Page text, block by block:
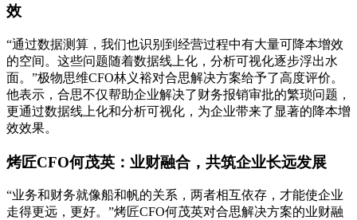
效
“通过数据测算，我们也识别到经营过程中有大量可降本增效
的空间。这些问题随着数据线上化，分析可视化逐步浮出水
面。”极物思维CFO林义裕对合思解决方案给予了高度评价。
他表示，合思不仅帮助企业解决了财务报销审批的繁琐问题，
更通过数据线上化和分析可视化，为企业带来了显著的降本增
效效果。
烤匠CFO何茂英：业财融合，共筑企业长远发展
“业务和财务就像船和帆的关系，两者相互依存，才能使企业
走得更远，更好。”烤匠CFO何茂英对合思解决方案的业财融